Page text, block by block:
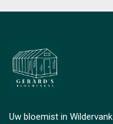
Uw bloemist in Wildervank